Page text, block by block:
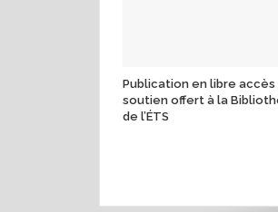
Publication en libre accès
soutien offert à la
de l’ÉTS